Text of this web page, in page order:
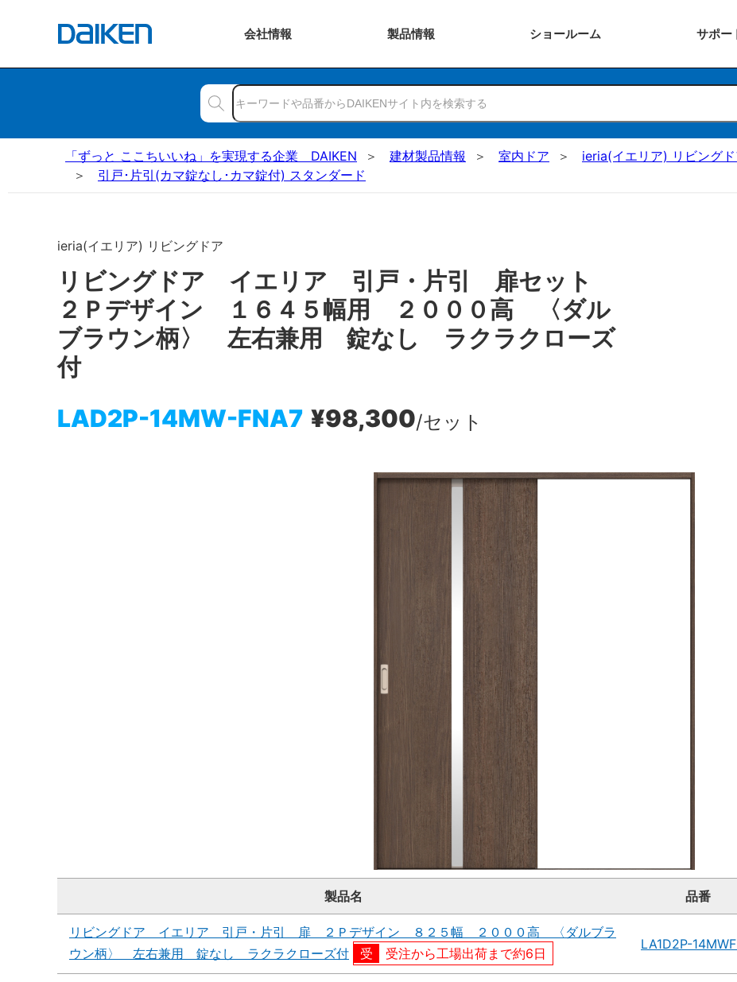
会社情報 製品情報 ショールーム サポー
「ずっと ここちいいね」を実現する企業 DAIKEN 建材製品情報 室内ドア
ieria(イエリア) リビング
引戸･片引(カマ錠なし･カマ錠付) スタンダード
ieria(イエリア) リビングドア
リビングドア イエリア 引戸・片引 扉セット
２Ｐデザイン １６４５幅用 ２０００高 〈ダル
ブラウン柄〉 左右兼用 錠なし ラクラクローズ
付
LAD2P-14MW-FNA7 ¥98,300/セット
製品名 品番
リビングドア イエリア 引戸・片引 扉 ２Ｐデザイン ８２５幅 ２０００高 〈ダルブラ
ウン柄〉 左右兼用 錠なし ラクラクローズ付
受注から工場出荷まで約6日
LA1D2P-